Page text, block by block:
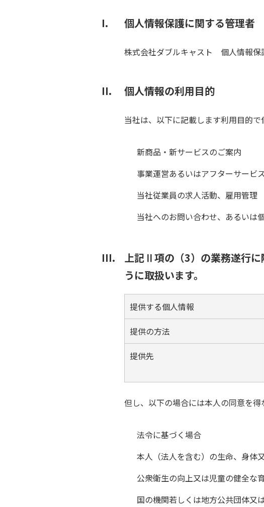
個人情報保護に関する管理者
株式会社ダブルキャスト 個人情報保
個人情報の利用目的
当社は、以下に記載します利用目的で
新商品・新サービスのご案内
事業運営あるいはアフターサービ
当社従業員の求人活動、雇用管理
当社へのお問い合わせ、あるいは
上記Ⅱ項の（3）の業務遂行に
うに取扱います。
提供する個人情報
提供の方法
提供先
但し、以下の場合には本人の同意を得
法令に基づく場合
本人（法人を含む）の生命、身体
公衆衛生の向上又は児童の健全な
国の機関若しくは地方公共団体又